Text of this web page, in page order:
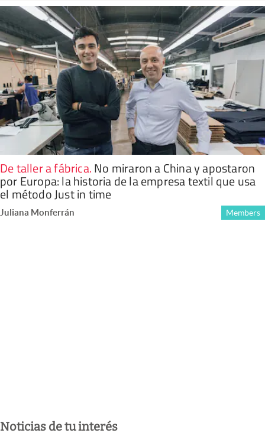
De taller a fábrica.No miraron a China y apostaron
por Europa: la historia de la empresa textil que usa
el método Just in time
Juliana Monferrán Members
Noticias de tu interés